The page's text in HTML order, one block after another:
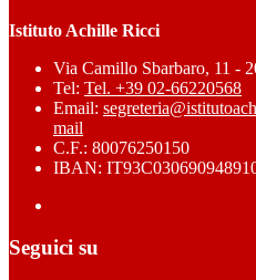
Istituto Achille Ricci
Via Camillo Sbarbaro, 11 -
Tel: Tel. +39 02-66220568
Email:
mail
C.F.: 80076250150
IBAN:
Seguici su